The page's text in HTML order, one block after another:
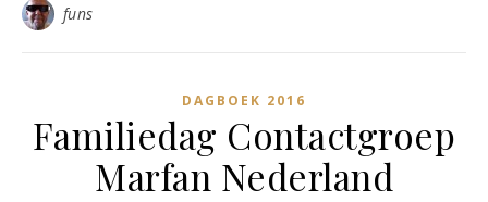
funs
DAGBOEK 2016
Familiedag Contactgroep
Marfan Nederland